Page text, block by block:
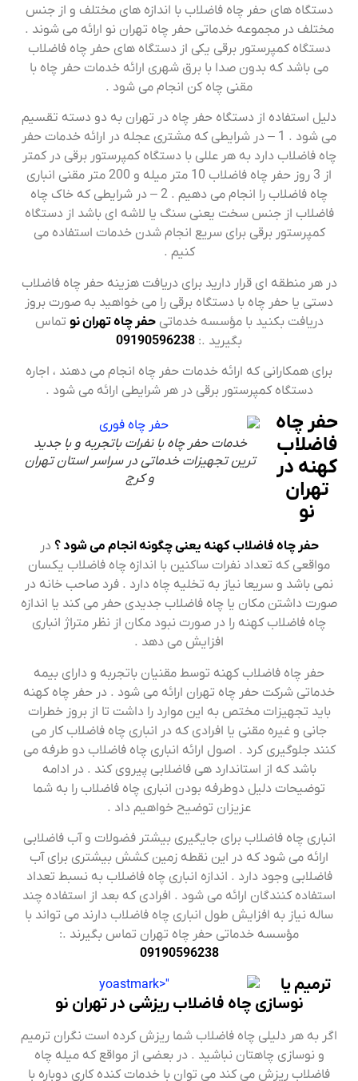
دستگاه های حفر چاه فاضلاب با اندازه های مختلف و از جنس
مختلف در مجموعه خدماتی حفر چاه تهران نو ارائه می شوند .
دستگاه کمپرستور برقی یکی از دستگاه های حفر چاه فاضلاب
می باشد که بدون صدا با برق شهری ارائه خدمات حفر چاه با
مقنی چاه کن انجام می شود .
دلیل استفاده از دستگاه حفر چاه در تهران به دو دسته تقسیم
می شود . 1 – در شرایطی که مشتری عجله در ارائه خدمات حفر
چاه فاضلاب دارد به هر عللی با دستگاه کمپرستور برقی در کمتر
از 3 روز حفر چاه فاضلاب 10 متر میله و 200 متر مقنی انباری
چاه فاضلاب را انجام می دهیم . 2 – در شرایطی که خاک چاه
فاضلاب از جنس سخت یعنی سنگ یا لاشه ای باشد از دستگاه
کمپرستور برقی برای سریع انجام شدن خدمات استفاده می
کنیم .
در هر منطقه ای قرار دارید برای دریافت هزینه حفر چاه فاضلاب
دستی یا حفر چاه با دستگاه برقی را می خواهید به صورت بروز
دریافت بکنید با مؤسسه خدماتیحفر چاه تهران نو تماس
بگیرید .: 09190596238
برای همکارانی که ارائه خدمات حفر چاه انجام می دهند ، اجاره
دستگاه کمپرستور برقی در هر شرایطی ارائه می شود .
خدمات حفر چاه با نفرات باتجربه و با جدید
ترین تجهیزات خدماتی در سراسر استان تهران
و کرج
حفر چاه
فاضلاب
کهنه در
تهران
نو
حفر چاه فاضلاب کهنه یعنی چگونه انجام می شود ؟ در
مواقعی که تعداد نفرات ساکنین با اندازه چاه فاضلاب یکسان
نمی باشد و سریعا نیاز به تخلیه چاه دارد . فرد صاحب خانه در
صورت داشتن مکان یا چاه فاضلاب جدیدی حفر می کند یا اندازه
چاه فاضلاب کهنه را در صورت نبود مکان از نظر متراژ انباری
افزایش می دهد .
حفر چاه فاضلاب کهنه توسط مقنیان باتجربه و دارای بیمه
خدماتی شرکت حفر چاه تهران ارائه می شود . در حفر چاه کهنه
باید تجهیزات مختص به این موارد را داشت تا از بروز خطرات
جانی و غیره مقنی یا افرادی که در انباری چاه فاضلاب کار می
کنند جلوگیری کرد . اصول ارائه انباری چاه فاضلاب دو طرفه می
باشد که از استاندارد هی فاضلابی پیروی کند . در ادامه
توضیحات دلیل دوطرفه بودن انباری چاه فاضلاب را به شما
عزیزان توضیح خواهیم داد .
انباری چاه فاضلاب برای جایگیری بیشتر فضولات و آب فاضلابی
ارائه می شود که در این نقطه زمین کشش بیشتری برای آب
فاضلابی وجود دارد . اندازه انباری چاه فاضلاب به نسبط تعداد
استفاده کنندگان ارائه می شود . افرادی که بعد از استفاده چند
ساله نیاز به افزایش طول انباری چاه فاضلاب دارند می تواند با
مؤسسه خدماتی حفر چاه تهران تماس بگیرند .:
09190596238
ترمیم یا
نوسازی چاه فاضلاب ریزشی در تهران نو
اگر به هر دلیلی چاه فاضلاب شما ریزش کرده است نگران ترمیم
و نوسازی چاهتان نباشید . در بعضی از مواقع که میله چاه
فاضلاب ریزش می کند می توان با خدمات کنده کاری دوباره با